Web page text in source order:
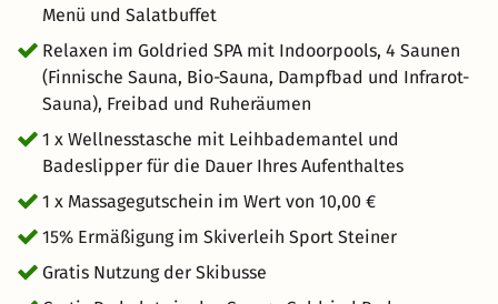
bestens gespurte Loipen. Der größte Nationalpark der
Alpen ist mit seinen Wäldern, Gletschern und
Bergmassiven die ideale Kulisse für unvergleichliche
Skitouren. Wer es lieber ganz gemütlich mag, der
bewundert die Aussicht auf einem der
familienfreundlichen Winterwanderwege.
Menü und Salatbuffet
Relaxen im Goldried SPA mit Indoorpools, 4 Saunen
(Finnische Sauna, Bio-Sauna, Dampfbad und Infrarot-
Sauna), Freibad und Ruheräumen
1 x Wellnesstasche mit Leihbademantel und
Badeslipper für die Dauer Ihres Aufenthaltes
1 x Massagegutschein im Wert von 10,00 €
15% Ermäßigung im Skiverleih Sport Steiner
Gratis Nutzung der Skibusse